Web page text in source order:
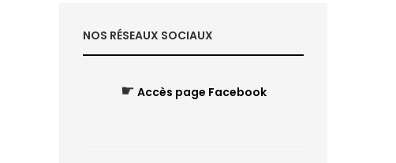
NOS RÉSEAUX SOCIAUX
☛ Accès page Facebook